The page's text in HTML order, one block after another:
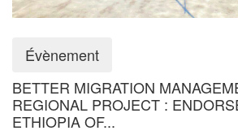
Évènement
BETTER MIGRATION
REGIONAL PROJECT :
ETHIOPIA OF...